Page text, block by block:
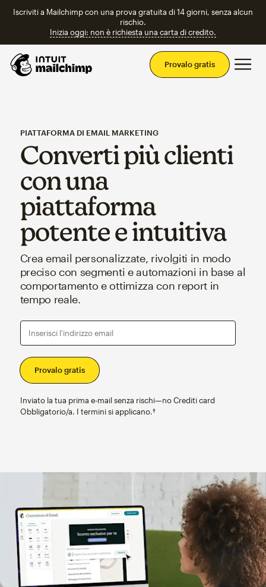
Iscriviti a Mailchimp con una prova gratuita di 14 giorni, senza alcun
rischio.
Inizia oggi: non è richiesta una carta di credito.
Provalo gratis
PIATTAFORMA DI EMAIL MARKETING
Converti più clienti
con una
piattaforma
potente e intuitiva
Crea email personalizzate, rivolgiti in modo
preciso con segmenti e automazioni in base al
comportamento e ottimizza con report in
tempo reale.
Inserisci l'indirizzo email
Inviato la tua prima e-mail senza rischi—no Crediti card
Obbligatorio/a. I termini si applicano.†